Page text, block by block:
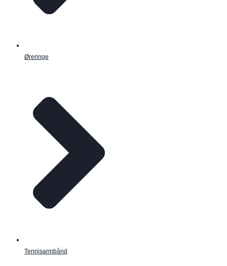
Øreringe
Tennisarmbånd